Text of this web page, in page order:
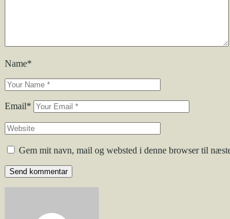
Name*
Email*
Gem mit navn, mail og websted i denne browser til
Send kommentar